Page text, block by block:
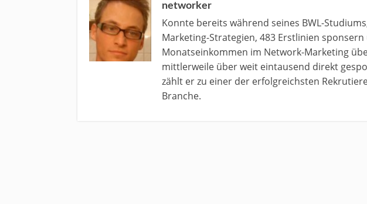
networker
Konnte bereits während seines BWL-
Marketing-Strategien, 483 Erstlinien
Monatseinkommen im Network-Marketing
mittlerweile über weit eintausend direkt
zählt er zu einer der erfolgreichsten
Branche.